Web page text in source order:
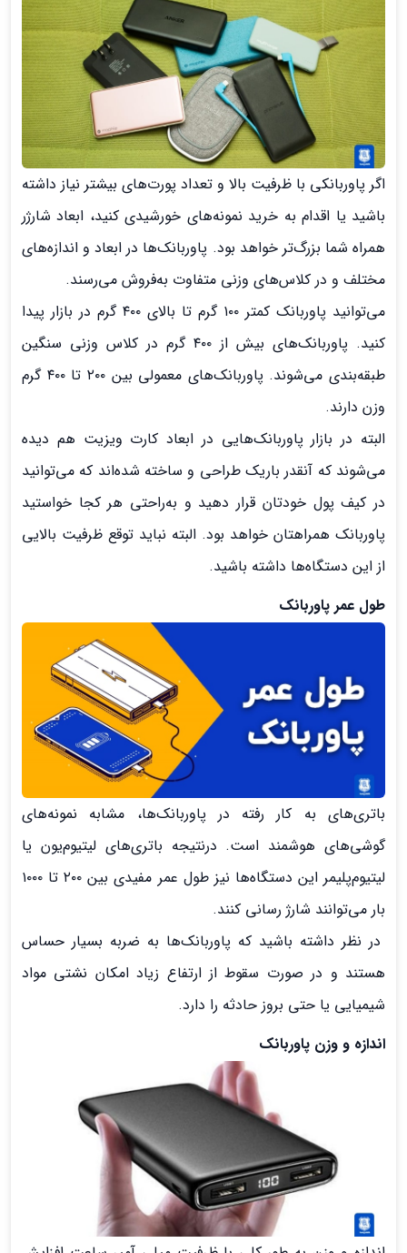
اگر پاوربانکی با ظرفیت بالا و تعداد پورت‌های بیشتر نیاز داشته
باشید یا اقدام به خرید نمونه‌های خورشیدی کنید، ابعاد شارژر
همراه شما بزرگ‌تر خواهد بود. پاوربانک‌ها در ابعاد و اندازه‌های
مختلف و در کلاس‌های وزنی متفاوت به‌فروش می‌رسند.
می‌توانید پاوربانک کمتر ۱۰۰ گرم تا بالای ۴۰۰ گرم در بازار پیدا
کنید. پاوربانک‌های بیش از ۴۰۰ گرم در کلاس وزنی سنگین
طبقه‌بندی می‌شوند. پاوربانک‌های معمولی بین ۲۰۰ تا ۴۰۰ گرم
وزن دارند.
البته در بازار پاوربانک‌هایی در ابعاد کارت ویزیت هم دیده
می‌شوند که آنقدر باریک طراحی و ساخته شده‌اند که می‌توانید
در کیف پول خودتان قرار دهید و به‌راحتی هر کجا خواستید
پاوربانک همراهتان خواهد بود. البته نباید توقع ظرفیت بالایی
از این دستگاه‌ها داشته باشید.
طول عمر پاوربانک
باتری‌های به کار رفته در پاوربانک‌ها، مشابه نمونه‌های
گوشی‌های هوشمند است. درنتیجه باتری‌های لیتیوم‌یون یا
لیتیوم‌پلیمر این دستگاه‌ها نیز طول عمر مفیدی بین ۲۰۰ تا ۱۰۰۰
بار می‌توانند شارژ رسانی کنند.
در نظر داشته باشید که پاوربانک‌ها به ضربه بسیار حساس
هستند و در صورت سقوط از ارتفاع زیاد امکان نشتی مواد
شیمیایی یا حتی بروز حادثه را دارد.
اندازه و وزن پاوربانک